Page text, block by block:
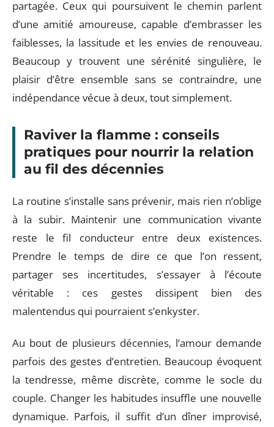
partagée. Ceux qui poursuivent le chemin parlent
d’une amitié amoureuse, capable d’embrasser les
faiblesses, la lassitude et les envies de renouveau.
Beaucoup y trouvent une sérénité singulière, le
plaisir d’être ensemble sans se contraindre, une
indépendance vécue à deux, tout simplement.
Raviver la flamme : conseils
pratiques pour nourrir la relation
au fil des décennies
La routine s’installe sans prévenir, mais rien n’oblige
à la subir. Maintenir une communication vivante
reste le fil conducteur entre deux existences.
Prendre le temps de dire ce que l’on ressent,
partager ses incertitudes, s’essayer à l’écoute
véritable : ces gestes dissipent bien des
malentendus qui pourraient s’enkyster.
Au bout de plusieurs décennies, l’amour demande
parfois des gestes d’entretien. Beaucoup évoquent
la tendresse, même discrète, comme le socle du
couple. Changer les habitudes insuffle une nouvelle
dynamique. Parfois, il suffit d’un dîner improvisé,